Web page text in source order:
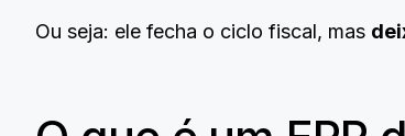
Ou seja: ele fecha o ciclo fiscal, mas